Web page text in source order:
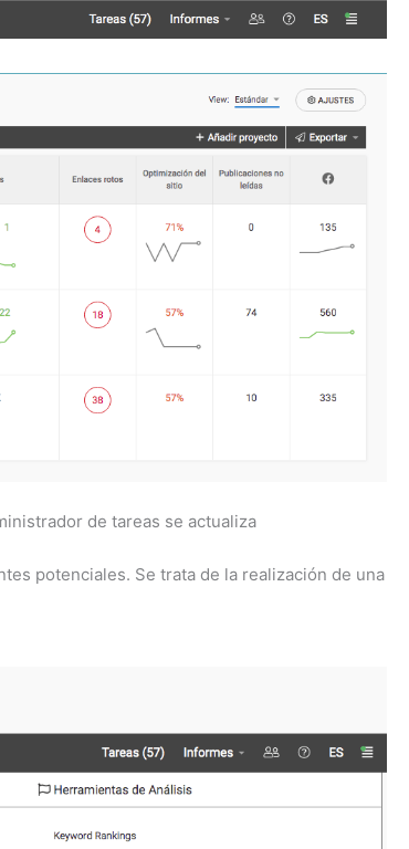
de tareas se actualiza
potenciales. Se trata de la realización de una